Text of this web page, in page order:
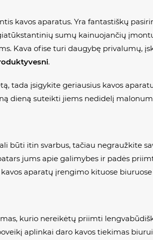
kavos aparatus. Yra fantastiškų
sumų kainuojančių
Kava ofise turi daugybę privalumų,
.
tada įsigykite geriausius kavos
dieną suteikti jiems nedidelį
būti itin svarbus, tačiau negraužkite
jums apie galimybes ir padės
aparatų įrengimo kituose
kurio nereikėtų priimti
aplinkai daro kavos tiekimas